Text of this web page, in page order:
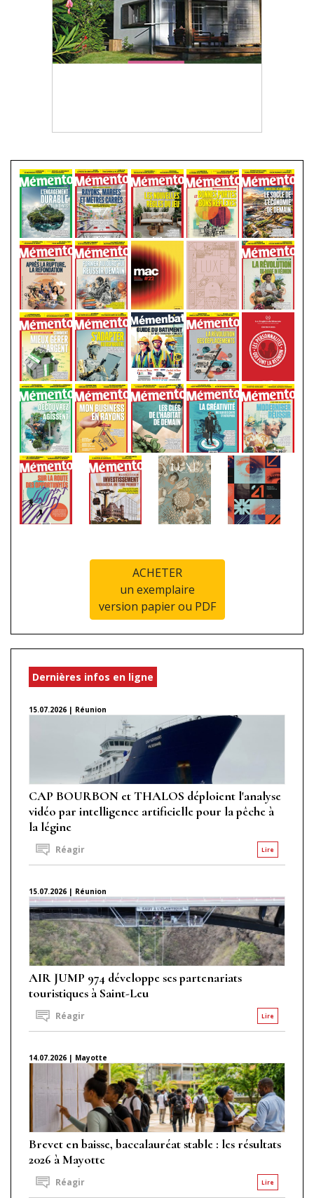
ACHETER
un exemplaire
version papier ou PDF
Dernières infos en ligne
15.07.2026 | Réunion
CAP BOURBON et THALOS déploient l'analyse
vidéo par intelligence artificielle pour la pêche à
la légine
Lire
Réagir
15.07.2026 | Réunion
AIR JUMP 974 développe ses partenariats
touristiques à Saint-Leu
Lire
Réagir
14.07.2026 | Mayotte
Brevet en baisse, baccalauréat stable : les résultats
2026 à Mayotte
Lire
Réagir